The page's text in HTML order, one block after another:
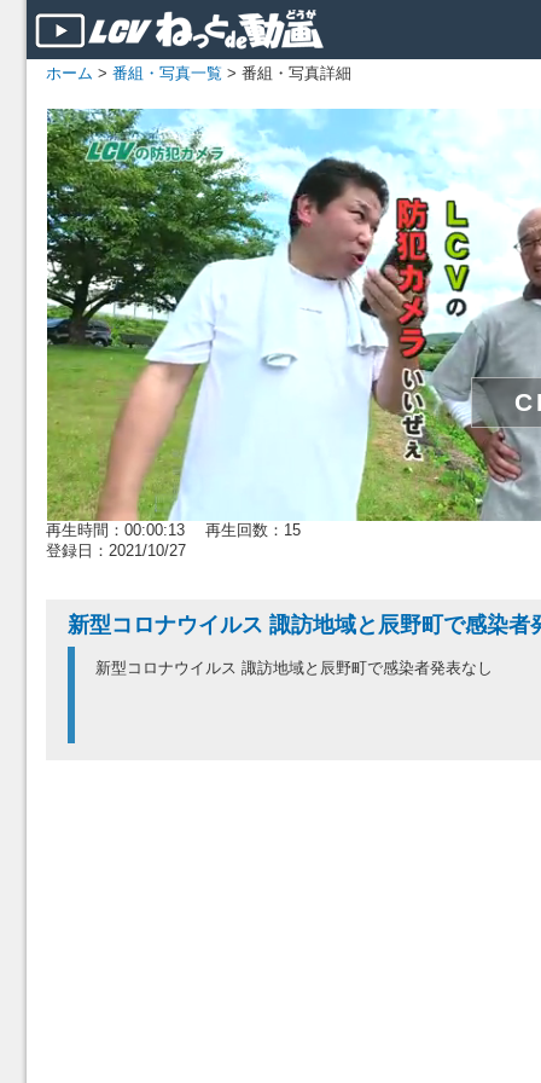
ホーム > 番組・写真一覧 > 番組・写真詳細
再生時間：00:00:13 再生回数：15
登録日：2021/10/27
新型コロナウイルス 諏訪地域と辰野町で感染者
新型コロナウイルス 諏訪地域と辰野町で感染者発表なし